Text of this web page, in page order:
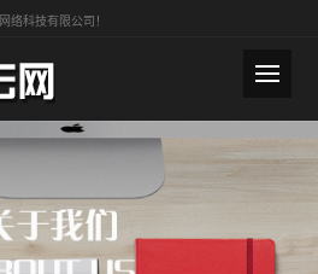
络科技有限公司！